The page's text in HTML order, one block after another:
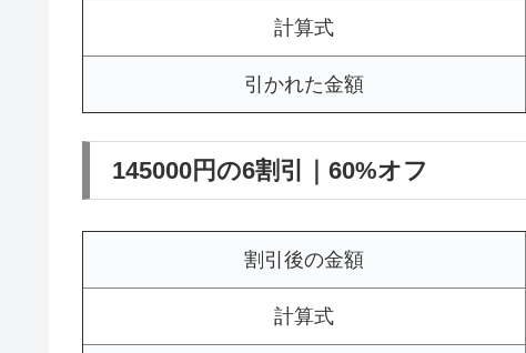
計算式
引かれた金額
145000円の6割引｜60%オフ
割引後の金額
計算式